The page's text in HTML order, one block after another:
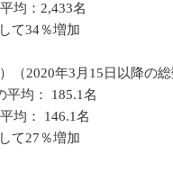
均：2,433名
て34％増加
（2020年3月15日以降の総
平均： 185.1名
均： 146.1名
て27％増加